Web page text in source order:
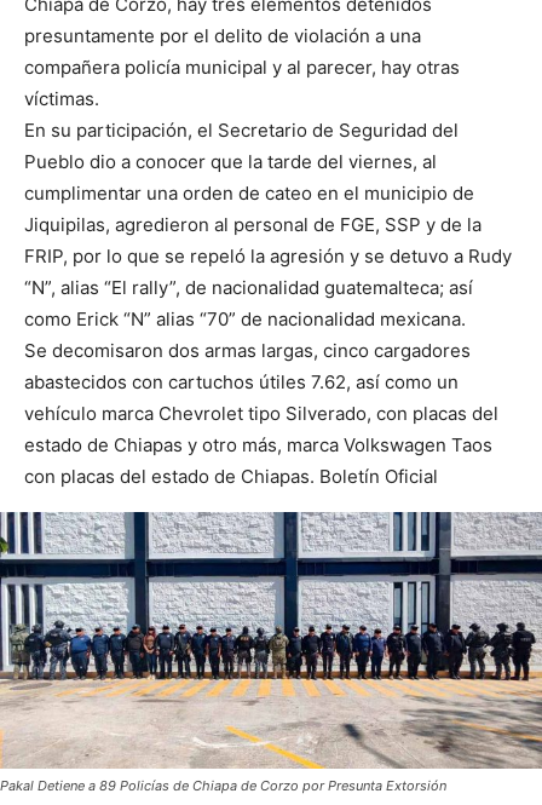
presuntamente por el delito de violación a una
compañera policía municipal y al parecer, hay otras
víctimas.
En su participación, el Secretario de Seguridad del
Pueblo dio a conocer que la tarde del viernes, al
cumplimentar una orden de cateo en el municipio de
Jiquipilas, agredieron al personal de FGE, SSP y de la
FRIP, por lo que se repeló la agresión y se detuvo a Rudy
“N”, alias “El rally”, de nacionalidad guatemalteca; así
como Erick “N” alias “70” de nacionalidad mexicana.
Se decomisaron dos armas largas, cinco cargadores
abastecidos con cartuchos útiles 7.62, así como un
vehículo marca Chevrolet tipo Silverado, con placas del
estado de Chiapas y otro más, marca Volkswagen Taos
con placas del estado de Chiapas. Boletín Oficial
Pakal Detiene a 89 Policías de Chiapa de Corzo por Presunta Extorsión